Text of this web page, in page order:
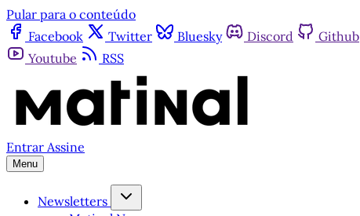
Pular para o conteúdo
Facebook
Twitter Bluesky Discord Github
Youtube
RSS
Entrar Assine
Menu
Newsletters